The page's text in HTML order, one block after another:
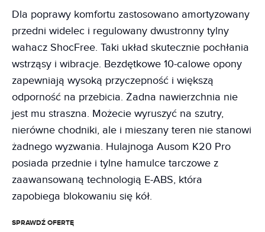
Dla poprawy komfortu zastosowano amortyzowany
przedni widelec i regulowany dwustronny tylny
wahacz ShocFree. Taki układ skutecznie pochłania
wstrząsy i wibracje. Bezdętkowe 10-calowe opony
zapewniają wysoką przyczepność i większą
odporność na przebicia. Żadna nawierzchnia nie
jest mu straszna. Możecie wyruszyć na szutry,
nierówne chodniki, ale i mieszany teren nie stanowi
żadnego wyzwania. Hulajnoga Ausom K20 Pro
posiada przednie i tylne hamulce tarczowe z
zaawansowaną technologią E-ABS, która
zapobiega blokowaniu się kół.
SPRAWDŹ OFERTĘ